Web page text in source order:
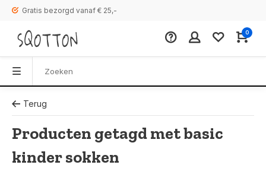
Gratis bezorgd vanaf € 25,-
0
Terug
Producten getagd met basic
kinder sokken